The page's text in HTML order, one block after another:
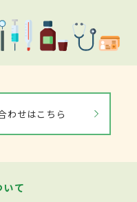
わせはこちら
いて